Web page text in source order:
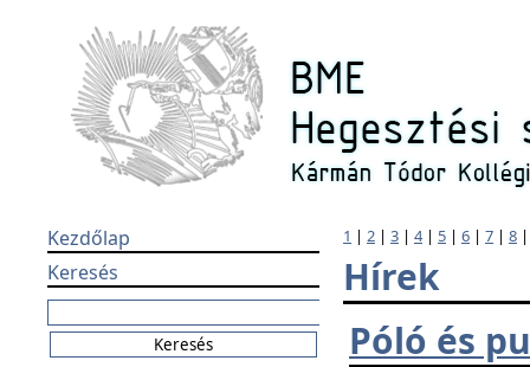
Kezdőlap
Keresés
1 | 2 | 3 | 4| 5 | 6 | 7 | 8
Hírek
Póló és